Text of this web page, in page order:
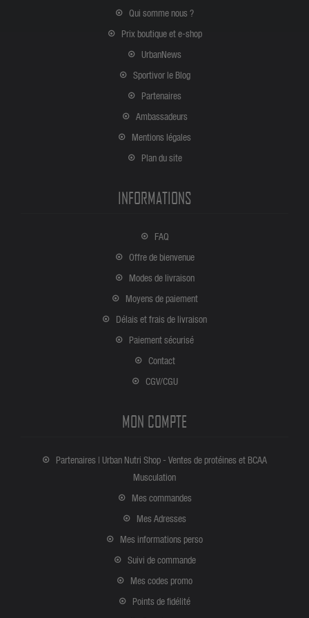
Qui somme nous ?
Prix boutique et e-shop
UrbanNews
Sportivor le Blog
Partenaires
Ambassadeurs
Mentions légales
Plan du site
INFORMATIONS
FAQ
Offre de bienvenue
Modes de livraison
Moyens de paiement
Délais et frais de livraison
Paiement sécurisé
Contact
CGV/CGU
MON COMPTE
Partenaires | Urban Nutri Shop - Ventes de protéines et BCAA
Musculation
Mes commandes
Mes Adresses
Mes informations perso
Suivi de commande
Mes codes promo
Points de fidélité